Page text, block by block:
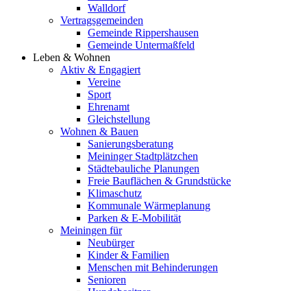
Walldorf
Vertragsgemeinden
Gemeinde Rippershausen
Gemeinde Untermaßfeld
Leben & Wohnen
Aktiv & Engagiert
Vereine
Sport
Ehrenamt
Gleichstellung
Wohnen & Bauen
Sanierungsberatung
Meininger Stadtplätzchen
Städtebauliche Planungen
Freie Bauflächen & Grundstücke
Klimaschutz
Kommunale Wärmeplanung
Parken & E-Mobilität
Meiningen für
Neubürger
Kinder & Familien
Menschen mit Behinderungen
Senioren